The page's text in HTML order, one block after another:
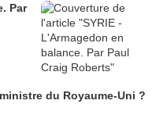
Par
du Royaume-Uni ?